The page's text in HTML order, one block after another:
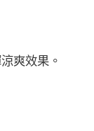
爽效果。